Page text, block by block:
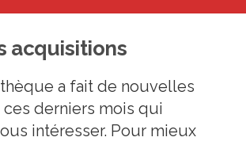
l’allemand
acquisitions
a fait de nouvelles
derniers mois qui
intéresser. Pour mieux